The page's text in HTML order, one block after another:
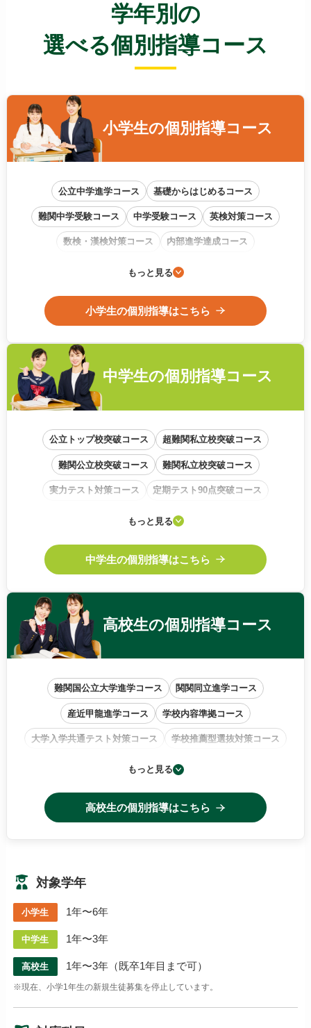
学年別の
選べる個別指導コース
小学生の個別指導コース
公立中学進学コース 基礎からはじめるコース
難関中学受験コース 中学受験コース 英検対策コース
数検・漢検対策コース 内部進学達成コース
通信教育フォローアップコース
もっと見る
小学生の個別指導はこちら
中学生の個別指導コース
公立トップ校突破コース 超難関私立校突破コース
難関公立校突破コース 難関私立校突破コース
実力テスト対策コース 定期テスト90点突破コース
学校内容準拠コース 基礎から始めるコース
もっと見る
中学生の個別指導はこちら
高校生の個別指導コース
難関国公立大学進学コース 関関同立進学コース
産近甲龍進学コース 学校内容準拠コース
大学入学共通テスト対策コース 学校推薦型選抜対策コース
小論文・作文特訓コース
もっと見る
高校生の個別指導はこちら
対象学年
小学生 1年〜6年
中学生 1年〜3年
高校生 1年〜3年（既卒1年目まで可）
※現在、小学1年生の新規生徒募集を停止しています。